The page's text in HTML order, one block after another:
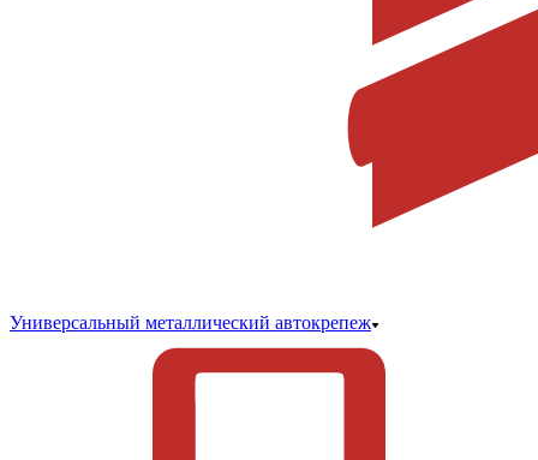
Универсальный металлический автокрепеж